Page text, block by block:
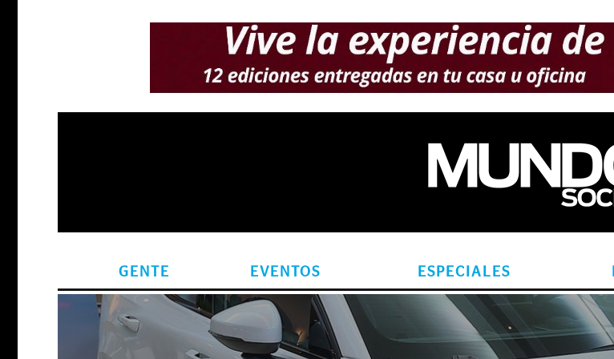
GENTE EVENTOS ESPECIALES